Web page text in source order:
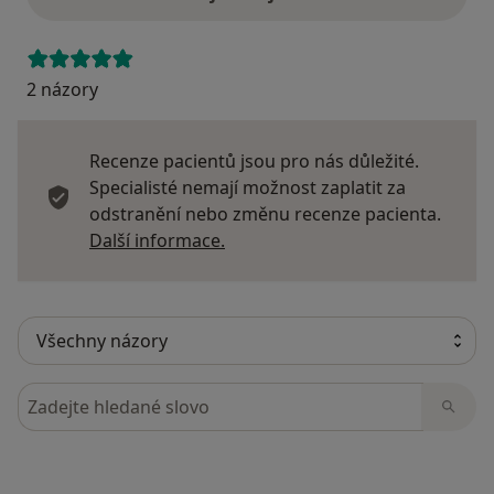
2 názory
Recenze pacientů jsou pro nás důležité.
Specialisté nemají možnost zaplatit za
odstranění nebo změnu recenze pacienta.
Další informace.
Hledejte v názorech